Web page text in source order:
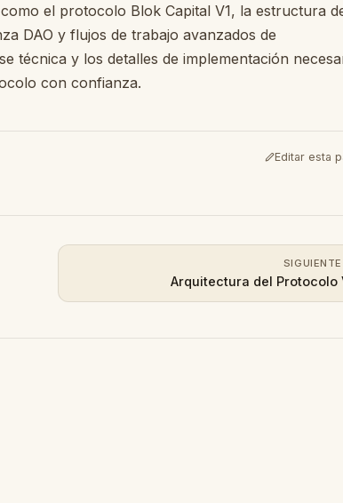
el protocolo Blok Capital V1, la estructura
DAO y flujos de trabajo avanzados de
técnica y los detalles de implementación
con confianza.
Editar esta
(opens in a
SIGUIENTE
Arquitectura del Protocolo